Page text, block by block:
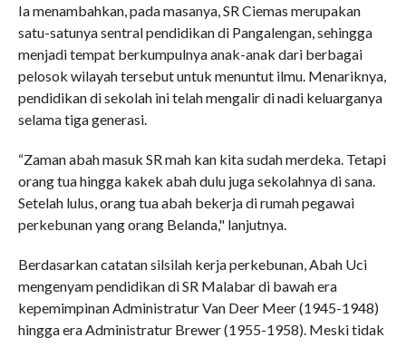
Ia menambahkan, pada masanya, SR Ciemas merupakan
satu-satunya sentral pendidikan di Pangalengan, sehingga
menjadi tempat berkumpulnya anak-anak dari berbagai
pelosok wilayah tersebut untuk menuntut ilmu. Menariknya,
pendidikan di sekolah ini telah mengalir di nadi keluarganya
selama tiga generasi.
“Zaman abah masuk SR mah kan kita sudah merdeka. Tetapi
orang tua hingga kakek abah dulu juga sekolahnya di sana.
Setelah lulus, orang tua abah bekerja di rumah pegawai
perkebunan yang orang Belanda," lanjutnya.
Berdasarkan catatan silsilah kerja perkebunan, Abah Uci
mengenyam pendidikan di SR Malabar di bawah era
kepemimpinan Administratur Van Deer Meer (1945-1948)
hingga era Administratur Brewer (1955-1958). Meski tidak